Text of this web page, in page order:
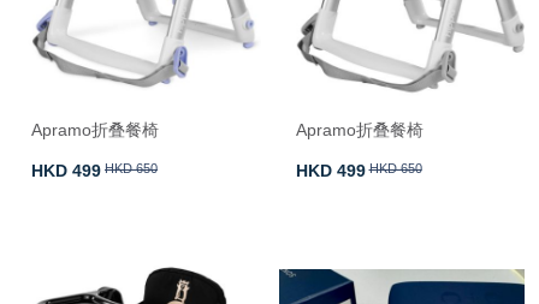
Apramo折叠餐椅
HKD 499 HKD 650
Apramo折叠餐椅
HKD 499 HKD 650